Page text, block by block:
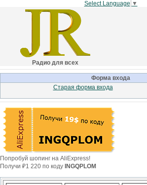
Select Language ▼
Радио для всех
Форма входа
Старая форма входа
Попробуй шопинг на AliExpress!
Получи ₽1 220 по коду INGQPLOM